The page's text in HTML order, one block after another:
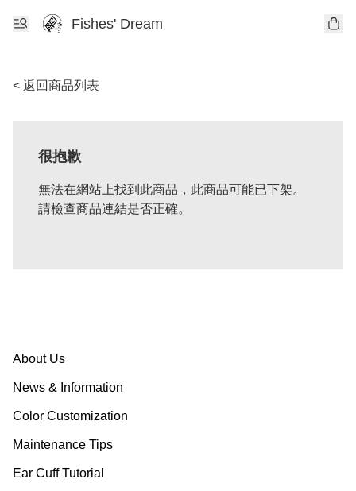
Fishes' Dream
< 返回商品列表
很抱歉
無法在網站上找到此商品，此商品可能已下架。
請檢查商品連結是否正確。
About Us
News & Information
Color Customization
Maintenance Tips
Ear Cuff Tutorial